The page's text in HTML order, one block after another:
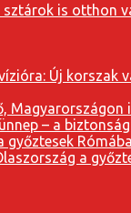
sztárok is otthon
Új korszak
– a
győztesek Rómába
a